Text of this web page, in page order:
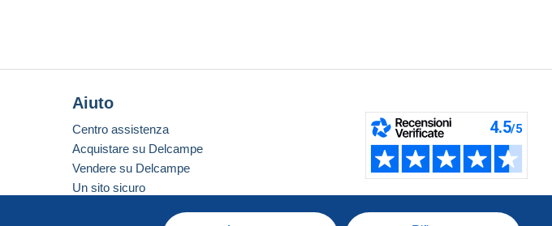
Aiuto
Centro assistenza
Acquistare su Delcampe
Vendere su Delcampe
Un sito sicuro